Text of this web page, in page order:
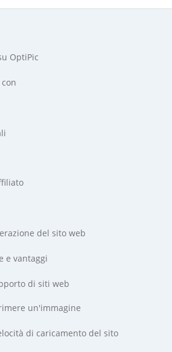
OptiPic
del sito web
e vantaggi
di siti web
un'immagine
di caricamento del sito